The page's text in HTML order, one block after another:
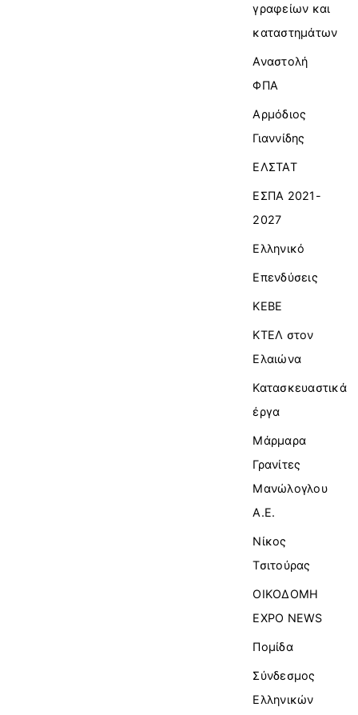
γραφείων και
καταστημάτων
Αναστολή
ΦΠΑ
Αρμόδιος
Γιαννίδης
ΕΛΣΤΑΤ
ΕΣΠΑ 2021-
2027
Ελληνικό
Επενδύσεις
ΚΕΒΕ
ΚΤΕΛ στον
Ελαιώνα
Κατασκευαστικά
έργα
Μάρμαρα
Γρανίτες
Μανώλογλου
Α.Ε.
Νίκος
Τσιτούρας
ΟΙΚΟΔΟΜΗ
EXPO NEWS
Πομίδα
Σύνδεσμος
Ελληνικών